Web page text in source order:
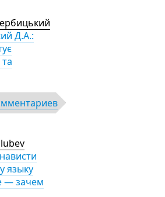
Д.А.:
языку
— зачем